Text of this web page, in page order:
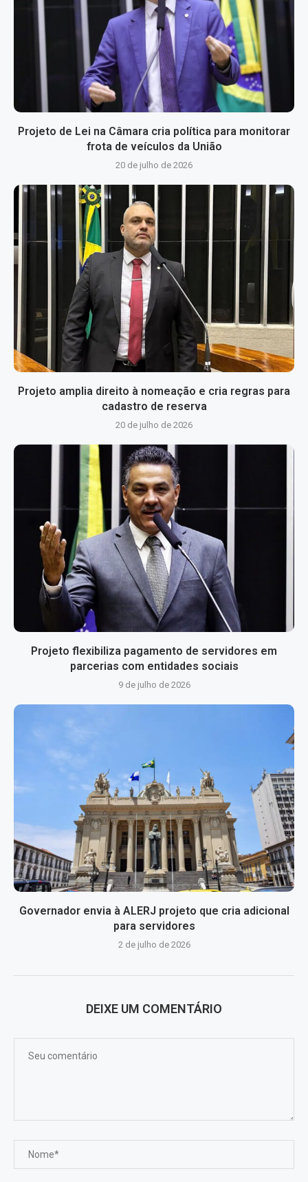
Projeto de Lei na Câmara cria política para monitorar
frota de veículos da União
20 de julho de 2026
Projeto amplia direito à nomeação e cria regras para
cadastro de reserva
20 de julho de 2026
Projeto flexibiliza pagamento de servidores em
parcerias com entidades sociais
9 de julho de 2026
Governador envia à ALERJ projeto que cria adicional
para servidores
2 de julho de 2026
DEIXE UM COMENTÁRIO